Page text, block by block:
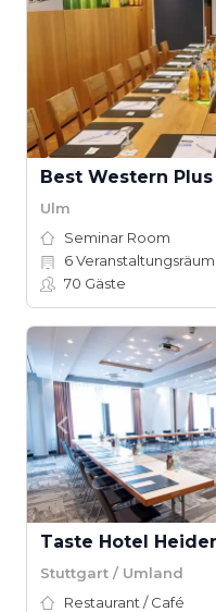
Ulm
Seminar Room
6
70 Gäste
Taste Hotel
Stuttgart / Umland
Restaurant / Café